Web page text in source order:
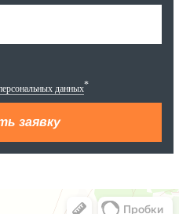
данных*
транспорт